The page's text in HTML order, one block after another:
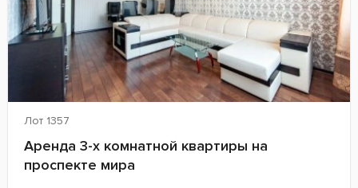
Лот 1357
Аренда 3-х комнатной квартиры на
проспекте мира